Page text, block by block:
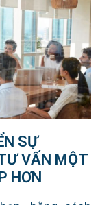
SỰ
VẤN MỘT
HƠN